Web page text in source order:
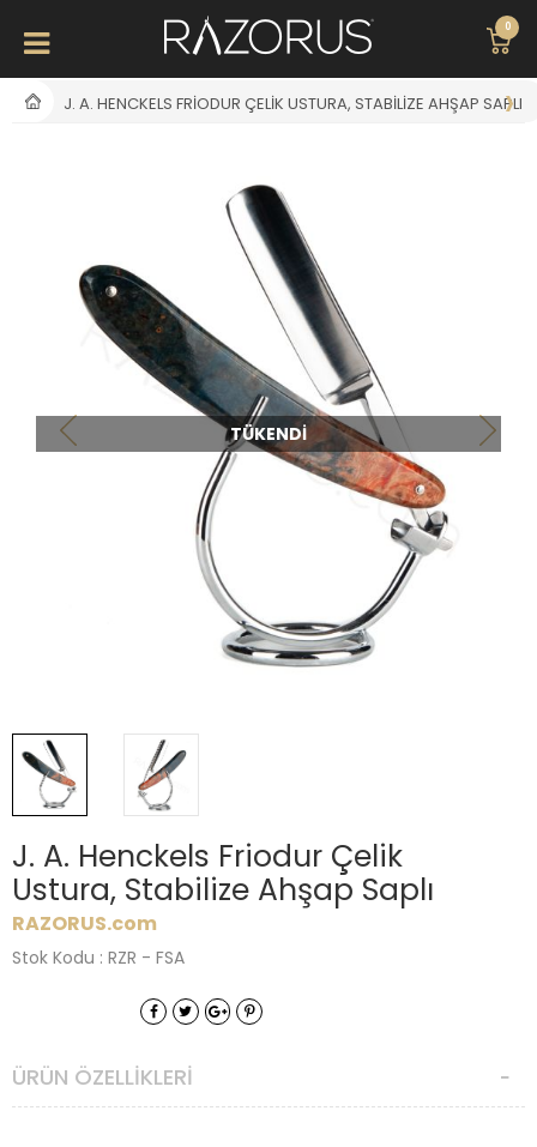
0
J. A. HENCKELS FRIODUR ÇELIK USTURA, STABILIZE AHŞAP SAPLI
TÜKENDI
J. A. Henckels Friodur Çelik
Ustura, Stabilize Ahşap Saplı
RAZORUS.com
Stok Kodu : RZR - FSA
ÜRÜN ÖZELLIKLERI